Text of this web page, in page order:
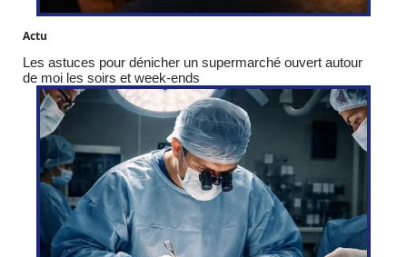
Actu
Les astuces pour dénicher un supermarché ouvert autour
de moi les soirs et week-ends